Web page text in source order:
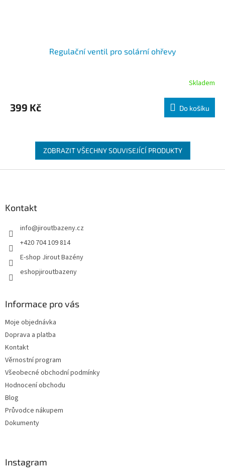
Regulační ventil pro solární ohřevy
Skladem
399 Kč Do košíku
ZOBRAZIT VŠECHNY SOUVISEJÍCÍ PRODUKTY
Kontakt
info@jiroutbazeny.cz
+420 704 109 814
E-shop Jirout Bazény
eshopjiroutbazeny
Informace pro vás
Moje objednávka
Doprava a platba
Kontakt
Věrnostní program
Všeobecné obchodní podmínky
Hodnocení obchodu
Blog
Průvodce nákupem
Dokumenty
Instagram